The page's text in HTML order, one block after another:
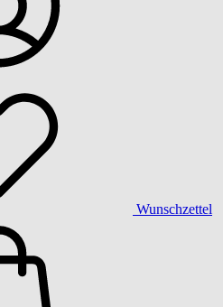
Wunschzettel